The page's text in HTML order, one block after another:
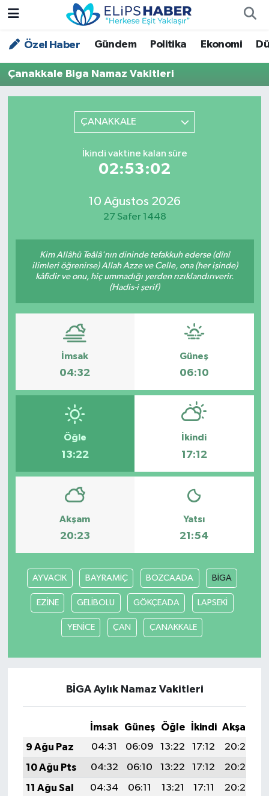
Özel Haber Gündem Politika Ekonomi
Çanakkale Biga Namaz Vakitleri
ÇANAKKALE
İkindi vaktine kalan süre
02:53:02
10 Ağustos 2026
27 Safer 1448
Kim Allâhü Teâlâ'nın dininde tefakkuh ederse (dînî
ilimleri öğrenirse) Allah Azze ve Celle, ona (her işinde)
kâfidir ve onu, hiç ummadığı yerden rızıklandırıverir.
(Hadis-i şerif)
İmsak
04:32
Güneş
06:10
Öğle
13:22
İkindi
17:12
Akşam
20:23
Yatsı
21:54
AYVACIK BAYRAMİÇ BOZCAADA BİGA
EZİNE GELİBOLU GÖKÇEADA LAPSEKİ
YENİCE ÇAN ÇANAKKALE
BİGA Aylık Namaz Vakitleri
İmsak Güneş Öğle İkindi Akşam
9 Ağu Paz
04:31 06:09 13:22 17:12 20:24
10 Ağu Pts
04:32 06:10 13:22 17:12 20:23
11 Ağu Sal
04:34 06:11 13:21 17:11 20:22
Özel Haber
Akademi
Magazin
Çalışma Hayatı
Yurt
2024 Seçim Sonuçları
Nöbetçi Eczaneler
Hava Durumu
Tüm Manşetler
Son Dakika Haberleri